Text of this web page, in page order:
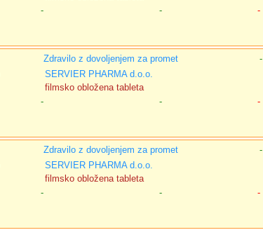
- - -
Zdravilo z dovoljenjem za promet -
SERVIER PHARMA d.o.o.
filmsko obložena tableta
- - -
Zdravilo z dovoljenjem za promet -
SERVIER PHARMA d.o.o.
filmsko obložena tableta
- - -